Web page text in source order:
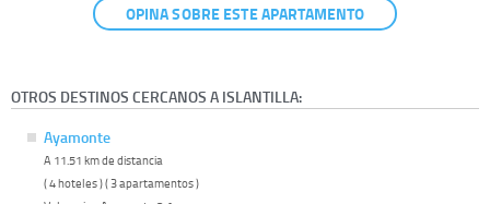
OPINA SOBRE ESTE APARTAMENTO
OTROS DESTINOS CERCANOS A ISLANTILLA:
Ayamonte
A 11.51 km de distancia
( 4 hoteles ) ( 3 apartamentos )